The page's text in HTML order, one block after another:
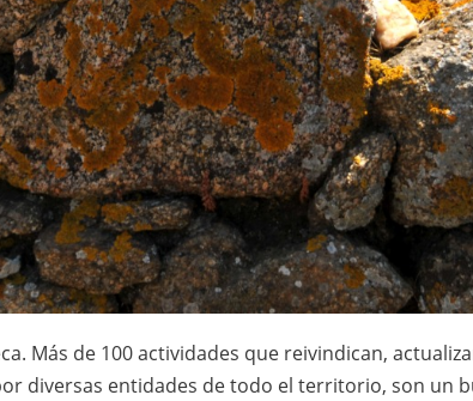
Más de 100 actividades que reivindican,
diversas entidades de todo el territorio, son un